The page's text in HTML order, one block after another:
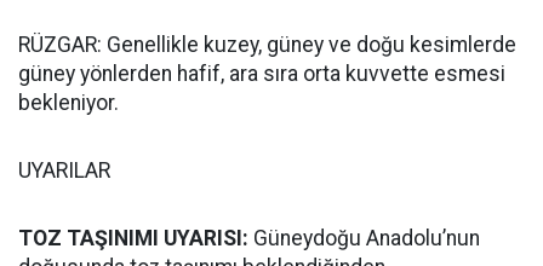
RÜZGAR: Genellikle kuzey, güney ve doğu kesimlerde
güney yönlerden hafif, ara sıra orta kuvvette esmesi
bekleniyor.
UYARILAR
TOZ TAŞINIMI UYARISI: Güneydoğu Anadolu’nun